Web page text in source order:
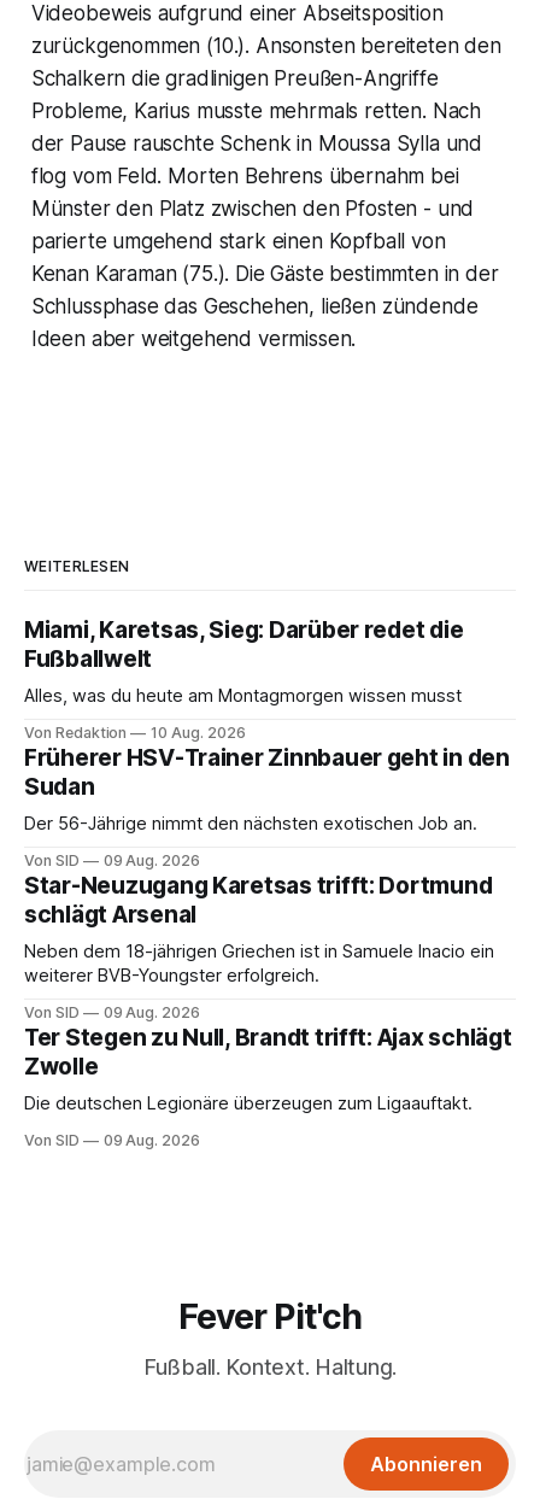
Videobeweis aufgrund einer Abseitsposition
zurückgenommen (10.). Ansonsten bereiteten den
Schalkern die gradlinigen Preußen-Angriffe
Probleme, Karius musste mehrmals retten. Nach
der Pause rauschte Schenk in Moussa Sylla und
flog vom Feld. Morten Behrens übernahm bei
Münster den Platz zwischen den Pfosten - und
parierte umgehend stark einen Kopfball von
Kenan Karaman (75.). Die Gäste bestimmten in der
Schlussphase das Geschehen, ließen zündende
Ideen aber weitgehend vermissen.
WEITERLESEN
Miami, Karetsas, Sieg: Darüber redet die
Fußballwelt
Alles, was du heute am Montagmorgen wissen musst
Von Redaktion 10 Aug. 2026
Früherer HSV-Trainer Zinnbauer geht in den
Sudan
Der 56-Jährige nimmt den nächsten exotischen Job an.
Von SID 09 Aug. 2026
Star-Neuzugang Karetsas trifft: Dortmund
schlägt Arsenal
Neben dem 18-jährigen Griechen ist in Samuele Inacio ein
weiterer BVB-Youngster erfolgreich.
Von SID 09 Aug. 2026
Ter Stegen zu Null, Brandt trifft: Ajax schlägt
Zwolle
Die deutschen Legionäre überzeugen zum Ligaauftakt.
Von SID 09 Aug. 2026
Fever Pit'ch
Fußball. Kontext. Haltung.
Abonnieren